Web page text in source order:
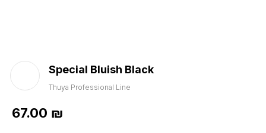
Special Bluish Black
Thuya Professional Line
67.00 ₪